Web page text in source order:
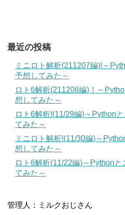
最近の投稿
ミニロト解析(211207編)!～
予想してみた～
ロト6解析(211206編)！～
想してみた～
ロト6解析!(11/29編)～Python
てみた～
ミニロト解析!(11/30編)～
想してみた～
ロト6解析(11/22編)～Python
てみた～
管理人：ミルクおじさん